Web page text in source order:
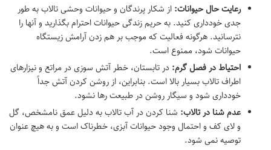
رعایت حال حیوانات: از شکار پرندگان و حیوانات وحشی تالاب به طور
جدی خودداری کنید. به حریم زندگی حیوانات احترام بگذارید و آنها را
نترسانید. هرگونه فعالیت که موجب بر هم زدن آرامش زیستگاه
حیوانات شود، ممنوع است.
احتیاط در فصل گرم: در تابستان، خطر آتش سوزی در مراتع و نیزارهای
اطراف تالاب بسیار بالا است. بنابراین، از روشن کردن آتش جداً
خودداری شود و سیگار روشن در طبیعت رها نشود.
عدم شنا در تالاب: شنا کردن در آب تالاب به دلیل عمق نامشخص، گل
و لای کف و احتمال وجود حیوانات آبزی، خطرناک است و به هیچ عنوان
توصیه نمی شود.